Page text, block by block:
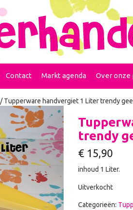
Contact Markt agenda Over onze
/ Tupperware handvergiet 1 Liter trendy
trendy
€15,90
inhoud 1 Liter.
Uitverkocht
Categorieën: